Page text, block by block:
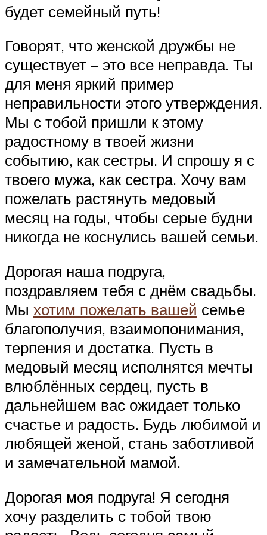
будет семейный путь!
Говорят, что женской дружбы не
существует – это все неправда. Ты
для меня яркий пример
неправильности этого утверждения.
Мы с тобой пришли к этому
радостному в твоей жизни
событию, как сестры. И спрошу я с
твоего мужа, как сестра. Хочу вам
пожелать растянуть медовый
месяц на годы, чтобы серые будни
никогда не коснулись вашей семьи.
Дорогая наша подруга,
поздравляем тебя с днём свадьбы.
Мы хотим пожелать вашей семье
благополучия, взаимопонимания,
терпения и достатка. Пусть в
медовый месяц исполнятся мечты
влюблённых сердец, пусть в
дальнейшем вас ожидает только
счастье и радость. Будь любимой и
любящей женой, стань заботливой
и замечательной мамой.
Дорогая моя подруга! Я сегодня
хочу разделить с тобой твою